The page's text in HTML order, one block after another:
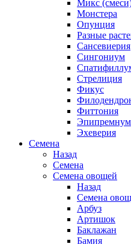
Микс
Монстера
Опунция
Разные
Сансевиерия
Сингониум
Стрелиция
Фикус
Фиттония
Эпипремнум
Эхеверия
Семена
Назад
Семена
Семена овощей
Назад
Семена
Арбуз
Артишок
Баклажан
Бамия